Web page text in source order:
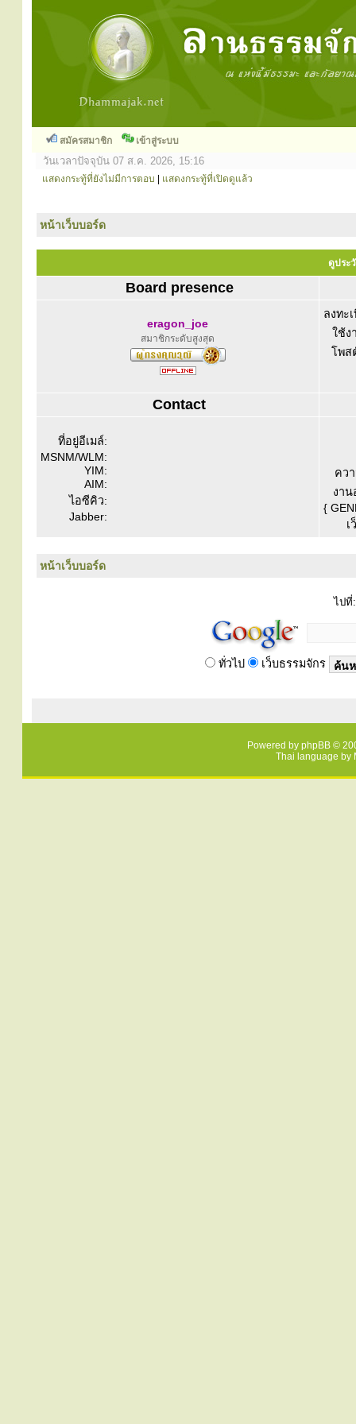
สมัครสมาชิก เข้าสู่ระบบ
วันเวลาปัจจุบัน 07 ส.ค. 2026, 15:16
แสดงกระทู้ที่ยังไม่มีการตอบ แสดงกระทู้ที่เปิดดูแล้ว
หน้าเว็บบอร์ด
ดูประ
Board presence
eragon_joe
สมาชิกระดับสูงสุด
ลงทะ
ใช้ง
โพส
Contact
ที่อยู่อีเมล์:
MSNM/WLM:
YIM:
AIM:
ไอซีคิว:
Jabber:
คว
งาน
{
เ
หน้าเว็บบอร์ด
ไปที่:
ทั่วไป เว็บธรรมจักร
Powered by phpBB ©
Thai language by